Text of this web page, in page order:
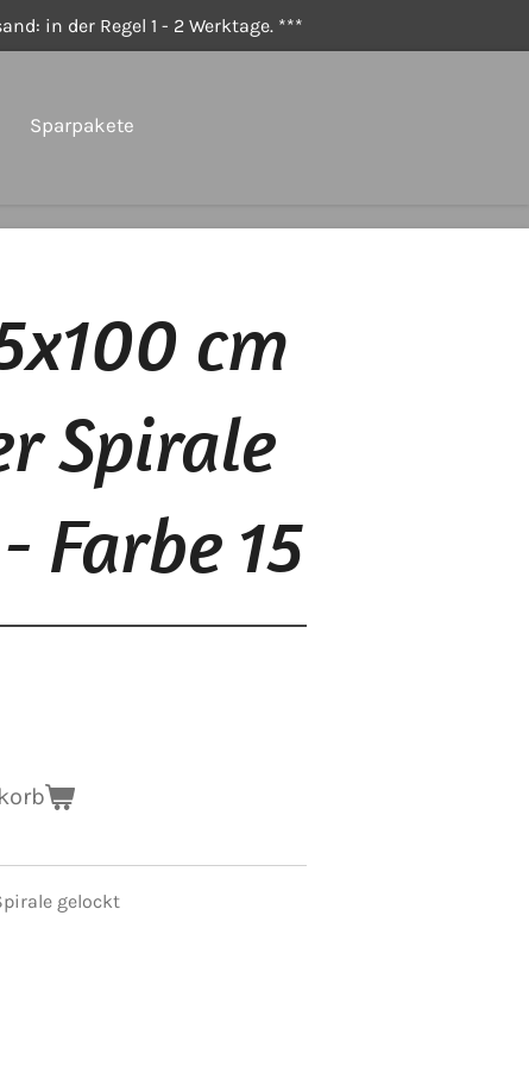
in der Regel 1 - 2 Werktage. ***
Sparpakete
cm
Spirale
Farbe 15
gelockt